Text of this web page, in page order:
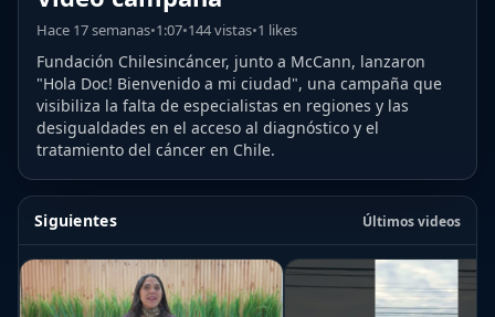
Hace 17 semanas•1:07•144 vistas•1 likes
Fundación Chilesincáncer, junto a McCann, lanzaron
"Hola Doc! Bienvenido a mi ciudad", una campaña que
visibiliza la falta de especialistas en regiones y las
desigualdades en el acceso al diagnóstico y el
tratamiento del cáncer en Chile.
Siguientes Últimos videos